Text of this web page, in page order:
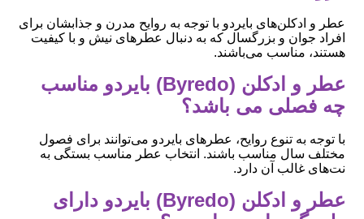
عطر و ادکلن‌های بایردو با توجه به روایح مدرن و جذابشان برای
افراد جوان و بزرگسال که به دنبال عطرهای نیش و با کیفیت
هستند، مناسب می‌باشند.
عطر و ادکلن (Byredo) بایردو مناسب
چه فصلی می باشد؟
با توجه به تنوع روایح، عطرهای بایردو می‌توانند برای فصول
مختلف سال مناسب باشند. انتخاب عطر مناسب بستگی به
نت‌های غالب آن دارد.
عطر و ادکلن (Byredo) بایردو دارای